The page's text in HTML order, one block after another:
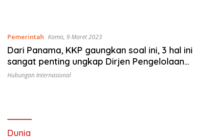
Pemerintah Kamis, 9 Maret 2023
Dari Panama, KKP gaungkan soal ini, 3 hal ini
sangat penting ungkap Dirjen Pengelolaan
Ruang Laut
Hubungan Internasional
Dunia